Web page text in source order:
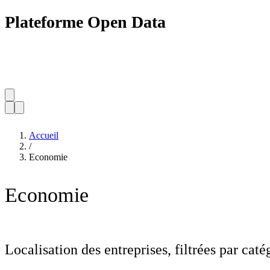
Plateforme Open Data
Accueil
/
Economie
Economie
Localisation des entreprises, filtrées par